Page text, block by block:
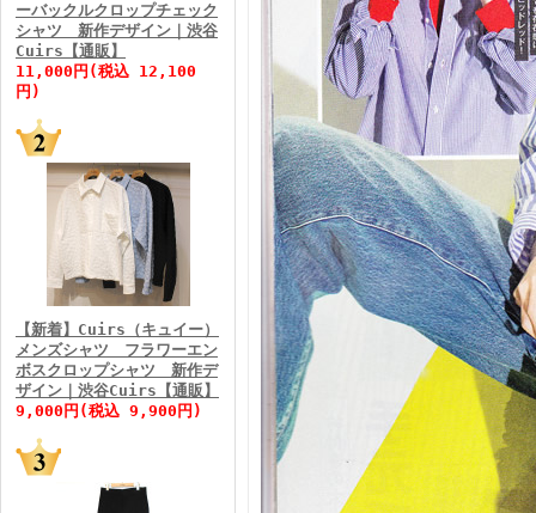
FINEBOYS2026年5月号
FINEBOYS2026年4月号
ーバックルクロップチェック
シャツ 新作デザイン｜渋谷
Cuirs【通販】
11,000円(税込 12,100
円)
【新着】Cuirs（キュイー）
メンズシャツ フラワーエン
ボスクロップシャツ 新作デ
ザイン｜渋谷Cuirs【通販】
9,000円(税込 9,900円)